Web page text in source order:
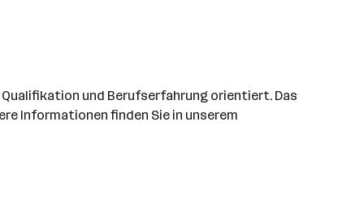
und Berufserfahrung orientiert. Das
Informationen finden Sie in unserem